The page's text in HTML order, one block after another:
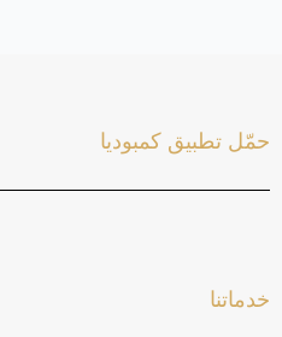
خدماتنا
حمّل تطبيق كمبوديا